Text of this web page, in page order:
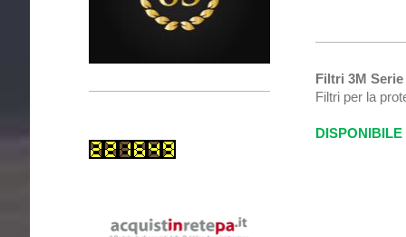
Filtri 3M Serie
Filtri per la
DISPONIBILE